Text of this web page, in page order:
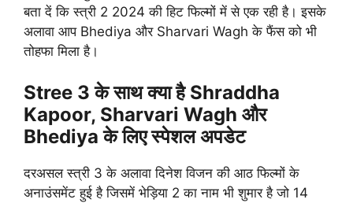
बता दें कि स्त्री 2 2024 की हिट फिल्मों में से एक रही है। इसके
अलावा आप Bhediya और Sharvari Wagh के फैंस को भी
तोहफा मिला है।
Stree 3 के साथ क्या है Shraddha
Kapoor, Sharvari Wagh और
Bhediya के लिए स्पेशल अपडेट
दरअसल स्त्री 3 के अलावा दिनेश विजन की आठ फिल्मों के
अनाउंसमेंट हुई है जिसमें भेड़िया 2 का नाम भी शुमार है जो 14